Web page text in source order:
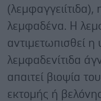
(λεμφαγγειίτιδα),
λεμφαδένα. Η
αντιμετωπισθεί
λεμφαδενίτιδα
απαιτεί βιοψία
εκτομής ή